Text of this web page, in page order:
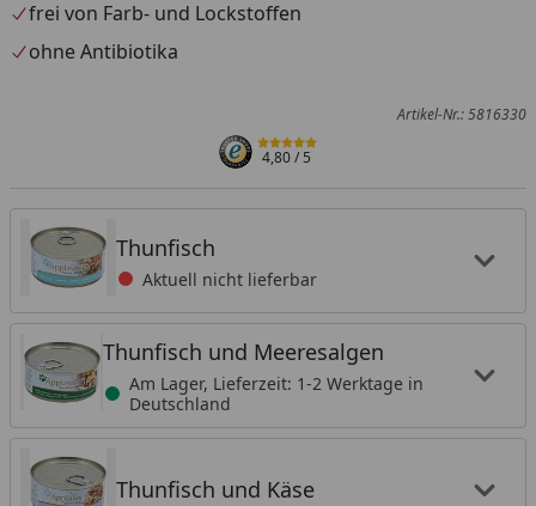
frei von Farb- und Lockstoffen
ohne Antibiotika
Artikel-Nr.: 5816330
4,80/ 5
Thunfisch
Aktuell nicht lieferbar
Thunfisch und Meeresalgen
Am Lager, Lieferzeit: 1-2 Werktage in
Deutschland
Thunfisch und Käse